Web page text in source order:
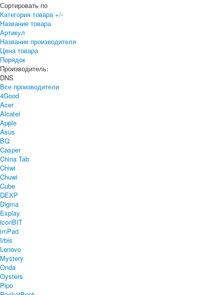
+7 383-299-65-46
Сортировать по
Категория товара +/-
Название товара
Артикул
Название производителя
Цена товара
Порядок
Производитель:
DNS
Все производители
4Good
Acer
Alcatel
Apple
Asus
BQ
Casper
China Tab
Chiwi
Chuwi
Cube
DEXP
Digma
Explay
iconBIT
imPad
Irbis
Lenovo
Mystery
Onda
Oysters
Pipo